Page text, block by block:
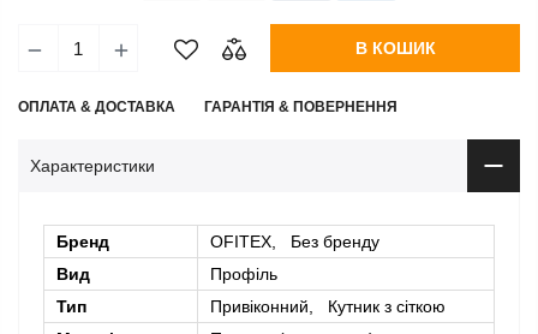
В КОШИК
ОПЛАТА & ДОСТАВКА ГАРАНТІЯ & ПОВЕРНЕННЯ
Характеристики
Бренд
OFITEX, Без бренду
Вид
Профіль
Тип
Привіконний, Кутник з сіткою